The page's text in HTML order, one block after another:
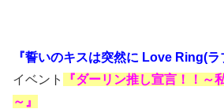
『誓いのキスは突然に Love Ring(ラ
イベント
『ダーリン推し宣言！！～
～』